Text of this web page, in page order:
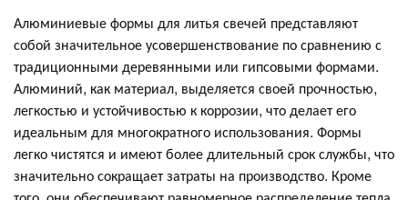
Алюминиевые формы для литья свечей представляют
собой значительное усовершенствование по сравнению с
традиционными деревянными или гипсовыми формами.
Алюминий, как материал, выделяется своей прочностью,
легкостью и устойчивостью к коррозии, что делает его
идеальным для многократного использования. Формы
легко чистятся и имеют более длительный срок службы, что
значительно сокращает затраты на производство. Кроме